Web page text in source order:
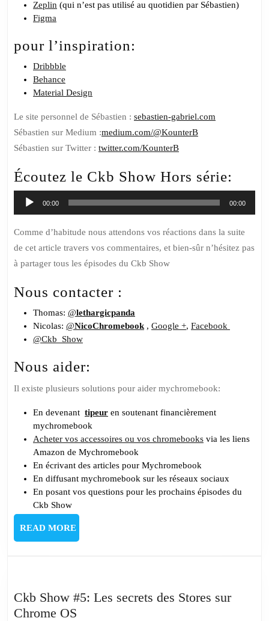
Zeplin (qui n’est pas utilisé au quotidien par Sébastien)
Figma
pour l’inspiration:
Dribbble
Behance
Material Design
Le site personnel de Sébastien : sebastien-gabriel.com
Sébastien sur Medium :medium.com/@KounterB
Sébastien sur Twitter : twitter.com/KounterB
Écoutez le Ckb Show Hors série:
Lecteur
audio
00:00 00:00
Comme d’habitude nous attendons vos réactions dans la suite
de cet article travers vos commentaires, et bien-sûr n’hésitez pas
à partager tous les épisodes du Ckb Show
Nous contacter :
Thomas: @lethargicpanda
Nicolas: @NicoChromebook , Google +, Facebook
@Ckb_Show
Nous aider:
Il existe plusieurs solutions pour aider mychromebook:
En devenant tipeur en soutenant financièrement
mychromebook
Acheter vos accessoires ou vos chromebooks via les liens
Amazon de Mychromebook
En écrivant des articles pour Mychromebook
En diffusant mychromebook sur les réseaux sociaux
En posant vos questions pour les prochains épisodes du
Ckb Show
READ MOREREAD
MORE
Ckb Show #5: Les secrets des Stores sur
Chrome OS